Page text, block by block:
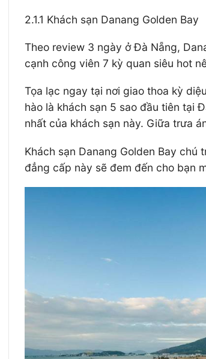
2.1.1 Khách sạn Danang Golden Bay
Theo review 3 ngày ở Đà Nẵng,
cạnh công viên 7 kỳ quan siêu hot
Tọa lạc ngay tại nơi giao thoa kỳ
hào là khách sạn 5 sao đầu tiên tại
nhất của khách sạn này. Giữa trưa
Khách sạn Danang Golden Bay
đẳng cấp này sẽ đem đến cho bạn